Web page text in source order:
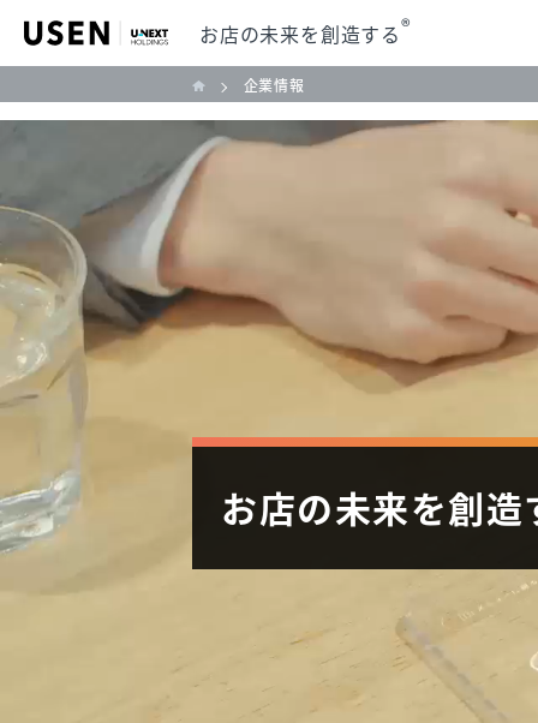
お店の未来を創造する®
企業情報
お店の未来を創造